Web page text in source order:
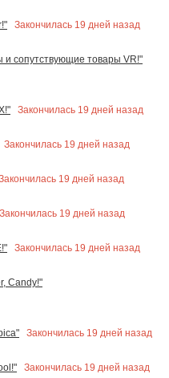
Закончилась 19 дней назад
сопутствующие товары VR!"
Закончилась 19 дней назад
Закончилась 19 дней назад
19 дней назад
Закончилась 19 дней назад
Закончилась 19 дней назад
Candy!"
Закончилась 19 дней назад
Закончилась 19 дней назад